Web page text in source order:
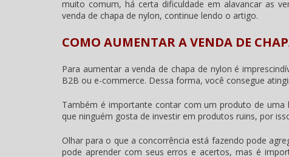
muito comum, há certa dificuldade em alavancar as
venda de chapa de nylon, continue lendo o artigo.
COMO AUMENTAR A VENDA DE
Para aumentar avenda de chapa de nylon é
B2B ou e-commerce. Dessa forma, você consegue
Também é importante contar com um produto de uma
que ninguém gosta de investir em produtos ruins, por
Olhar para o que a concorrência está fazendo pode
pode aprender com seus erros e acertos, mas é